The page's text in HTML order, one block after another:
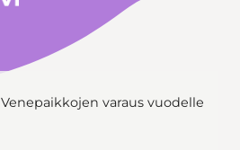
Venepaikkojen varaus vuodelle